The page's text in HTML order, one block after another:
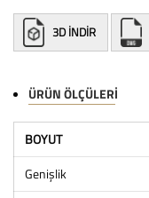
3D İNDİR
ÜRÜN ÖLÇÜLERI
BOYUT
Genişlik